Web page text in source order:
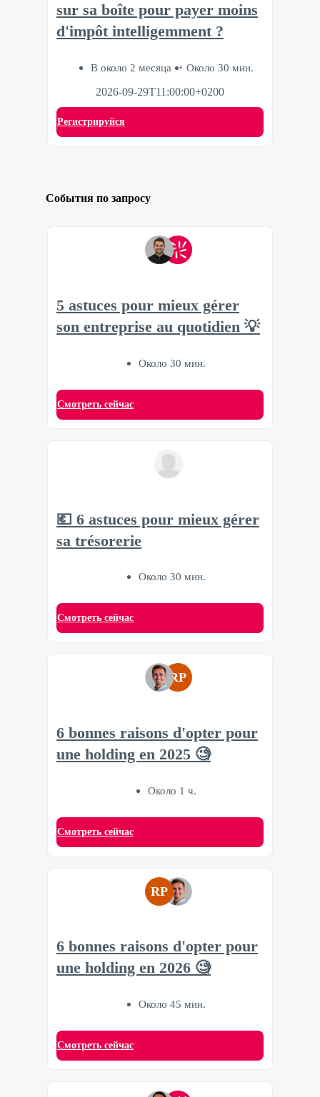
sur sa boîte pour payer moins
d'impôt intelligemment ?
В около 2 месяца
Около 30 мин.
2026-09-29T11:00:00+0200
Регистрируйся
События по запросу
5 astuces pour mieux gérer
son entreprise au quotidien 💡
Около 30 мин.
Смотреть сейчас
💶 6 astuces pour mieux gérer
sa trésorerie
Около 30 мин.
Смотреть сейчас
RP
6 bonnes raisons d'opter pour
une holding en 2025 🧐
Около 1 ч.
Смотреть сейчас
RP
6 bonnes raisons d'opter pour
une holding en 2026 🧐
Около 45 мин.
Смотреть сейчас